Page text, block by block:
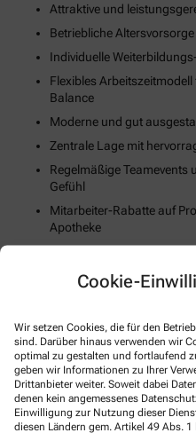
Cookie-
Wir setzen Cookies, die für den
sind. Darüber hinaus verwenden wir
optimal zu gestalten und fortlaufend
geben wir Informationen zu Ihrer
Drittanbieter weiter. Soweit dabei
denen kein angemessenes
Einwilligung zur Nutzung dieser
diesen Ländern gem. Artikel 49 Abs.
Attraktive und
Betriebliche
Individuelle
Flexibles
Balance
Moderne und gut
Zentrale Lage mit
Regelmäßige Teamevents
Gefühl
Mitarbeiter-Rabatte auf
Apotheke
Unterstützung bei der
Fortschrittliche
körperlichen
So können Sie sich
E-Mail